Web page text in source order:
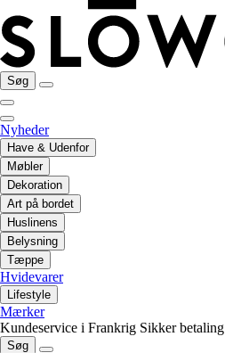
Søg
Nyheder
Have & Udenfor
Møbler
Dekoration
Art på bordet
Huslinens
Belysning
Tæppe
Hvidevarer
Lifestyle
Mærker
Kundeservice i Frankrig Sikker betaling
Søg